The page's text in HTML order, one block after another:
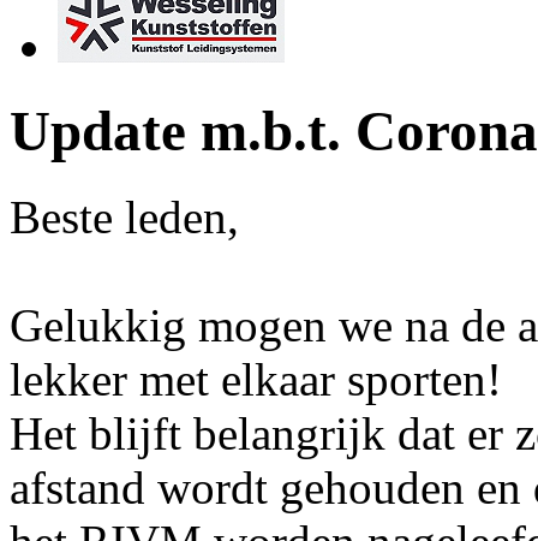
Update m.b.t.
Beste leden,
Gelukkig mogen we na de
lekker met elkaar sporten!
Het blijft belangrijk dat er
afstand wordt gehouden